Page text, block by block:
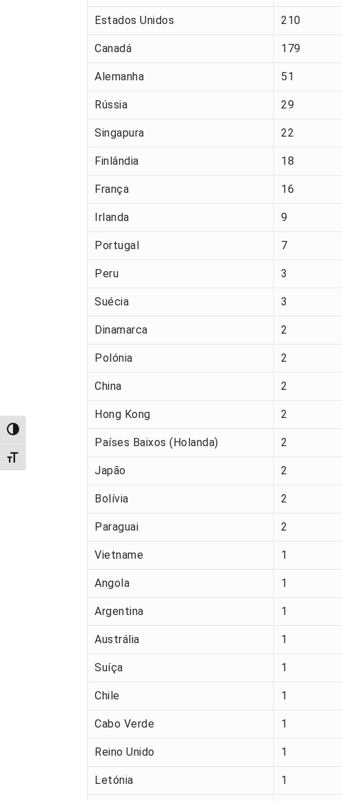
Alternar alto contraste
Alternar tamanho da fonte
Estados Unidos 210
Canadá 179
Alemanha 51
Rússia 29
Singapura 22
Finlândia 18
França 16
Irlanda 9
Portugal 7
Peru 3
Suécia 3
Dinamarca 2
Polónia 2
China 2
Hong Kong 2
Países Baixos (Holanda) 2
Japão 2
Bolívia 2
Paraguai 2
Vietname 1
Angola 1
Argentina 1
Austrália 1
Suíça 1
Chile 1
Cabo Verde 1
Reino Unido 1
Letónia 1